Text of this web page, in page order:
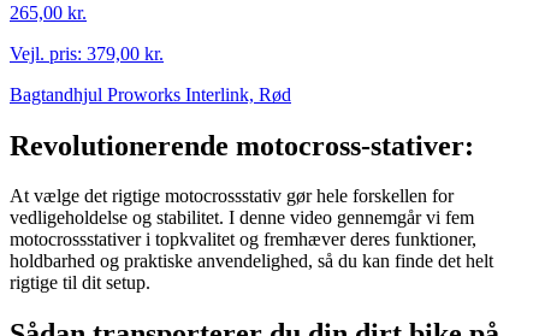
265,00 kr.
Vejl. pris: 379,00 kr.
Bagtandhjul Proworks Interlink, Rød
Revolutionerende motocross-stativer:
At vælge det rigtige motocrossstativ gør hele forskellen for
vedligeholdelse og stabilitet. I denne video gennemgår vi fem
motocrossstativer i topkvalitet og fremhæver deres funktioner,
holdbarhed og praktiske anvendelighed, så du kan finde det helt
rigtige til dit setup.